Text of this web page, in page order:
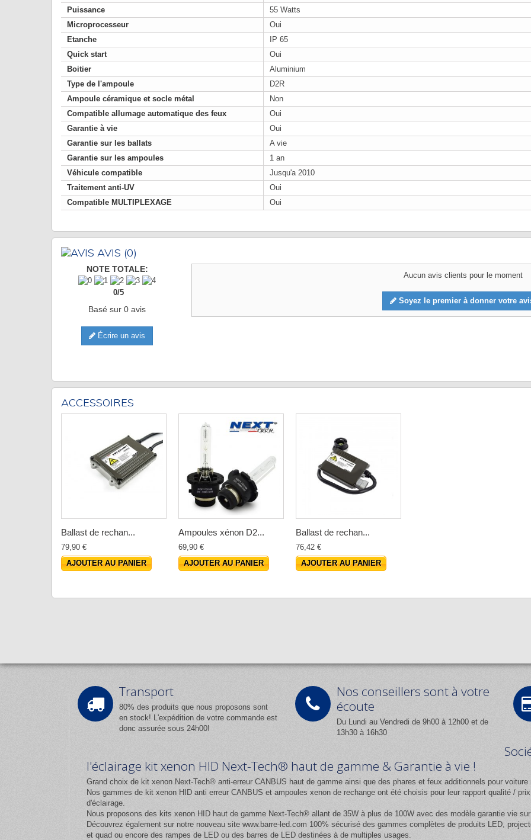
Puissance
55 Watts
Microprocesseur
Oui
Etanche
IP 65
Quick start
Oui
Boitier
Aluminium
Type de l'ampoule
D2R
Ampoule céramique et socle métal
Non
Compatible allumage automatique des feux
Oui
Garantie à vie
Oui
Garantie sur les ballats
A vie
Garantie sur les ampoules
1 an
Véhicule compatible
Jusqu'a 2010
Traitement anti-UV
Oui
Compatible MULTIPLEXAGE
Oui
AVIS (0)
NOTE TOTALE:
0/5
Basé sur0 avis
Écrire un avis
Aucun avis clients pour le moment
Soyez le premier à donner votre
ACCESSOIRES
Ballast de rechan...
79,90 €
AJOUTER AU PANIER
Ampoules xénon D2...
69,90 €
AJOUTER AU PANIER
Ballast de rechan...
76,42 €
AJOUTER AU PANIER
Transport
80% des produits que nous proposons sont
en stock! L'expédition de votre commande est
donc assurée sous 24h00!
Nos conseillers sont à votre
écoute
Du Lundi au Vendredi de 9h00 à 12h00 et de
13h30 à 16h30
l'éclairage kit xenon HID Next-Tech® haut de gamme & Garantie à vie !
Grand choix de kit xenon Next-Tech® anti-erreur CANBUS haut de gamme ainsi que des phares et feux additionnels pour
Nos gammes de kit xenon HID anti erreur CANBUS et ampoules xenon de rechange ont été choisis pour leur rapport qualité /
d'éclairage.
Nous proposons des kits xenon HID haut de gamme Next-Tech® allant de 35W à plus de 100W avec des modèle garantie vie
Découvrez également sur notre nouveau site www.barre-led.com 100% sécurisé des gammes complètes de produits LED,
et quad ou encore des rampes de LED ou des barres de LED destinées à de multiples usages.